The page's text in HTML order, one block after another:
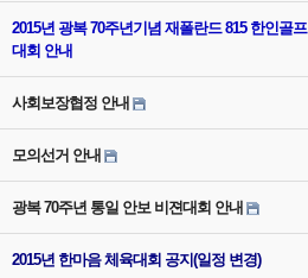
2015년 광복 70주년기념 재폴란드 815 한인골프
대회 안내
사회보장협정 안내
모의선거 안내
광복 70주년 통일 안보 비젼대회 안내
2015년 한마음 체육대회 공지(일정 변경)